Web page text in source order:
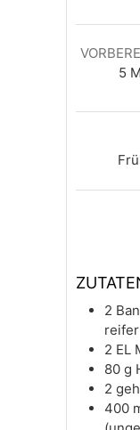
5
2
2 EL
80 g
2
400